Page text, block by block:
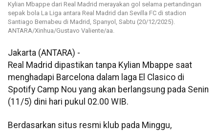
Kylian Mbappe dari Real Madrid merayakan gol selama pertandingan
sepak bola La Liga antara Real Madrid dan Sevilla FC di stadion
Santiago Bernabeu di Madrid, Spanyol, Sabtu (20/12/2025).
ANTARA/Xinhua/Gustavo Valiente/aa.
Jakarta (ANTARA) -
Real Madrid dipastikan tanpa Kylian Mbappe saat
menghadapi Barcelona dalam laga El Clasico di
Spotify Camp Nou yang akan berlangsung pada Senin
(11/5) dini hari pukul 02.00 WIB.
Berdasarkan situs resmi klub pada Minggu,